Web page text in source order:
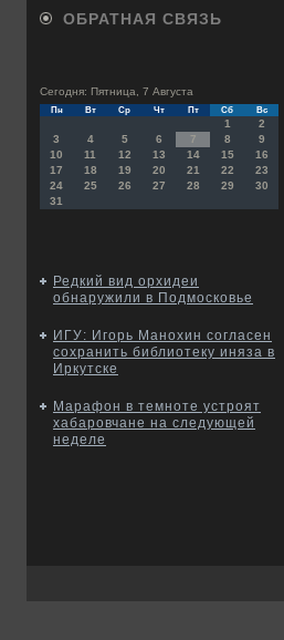
ОБРАТНАЯ СВЯЗЬ
Сегодня: Пятница, 7 Августа
Пн Вт Ср Чт Пт Сб Вс
1
2
3
4 5 6 7 8
9
10
11 12 13 14 15
16
17
18 19 20 21 22
23
24
25 26 27 28 29
30
31
Редкий вид орхидеи
обнаружили в Подмосковье
ИГУ: Игорь Манохин согласен
сохранить библиотеку иняза в
Иркутске
Марафон в темноте устроят
хабаровчане на следующей
неделе